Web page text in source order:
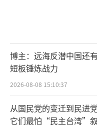
博主：远海反潜中国还
短板锤炼战力
2026-08-08 15:10:37
从国民党的变迁到民进
它们最怕“民主台湾”